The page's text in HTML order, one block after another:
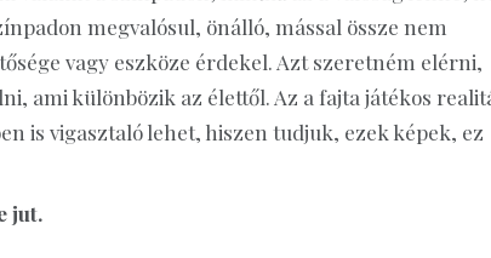
megvalósul, önálló, mással össze nem
vagy eszköze érdekel. Azt szeretném elérni,
ami különbözik az élettől. Az a fajta játékos
is vigasztaló lehet, hiszen tudjuk, ezek képek, ez
jut.